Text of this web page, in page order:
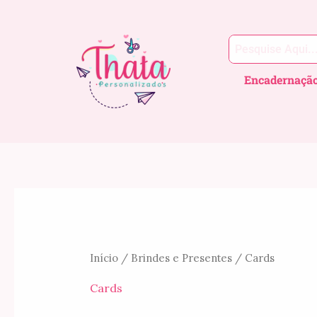
Início/ Brindes e Presentes/ Cards
Cards